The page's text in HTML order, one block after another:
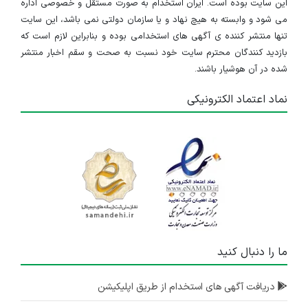
این سایت بوده است. ایران استخدام به صورت مستقل و خصوصی اداره
می شود و وابسته به هیچ نهاد و یا سازمان دولتی نمی باشد، این سایت
تنها منتشر کننده ی آگهی های استخدامی بوده و بنابراین لازم است که
بازدید کنندگان محترم سایت خود نسبت به صحت و سقم اخبار منتشر
شده در آن هوشیار باشند.
نماد اعتماد الکترونیکی
ما را دنبال کنید
دریافت آگهی های استخدام از طریق اپلیکیشن